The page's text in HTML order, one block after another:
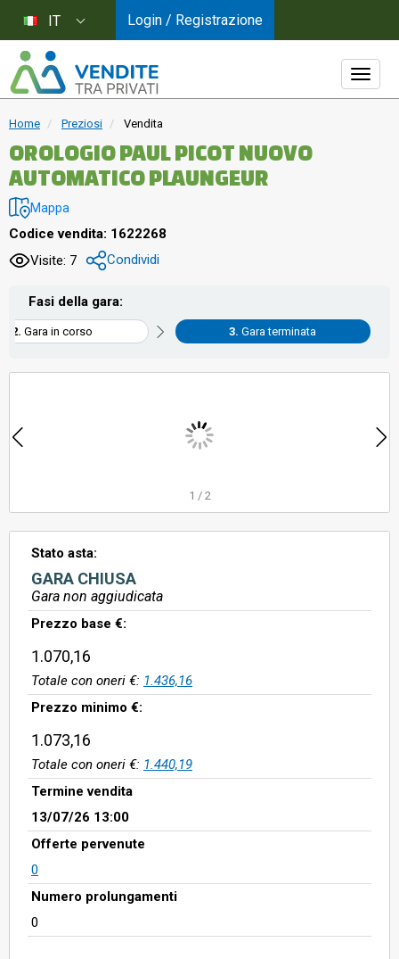
Home Preziosi Vendita
OROLOGIO PAUL PICOT NUOVO
AUTOMATICO PLAUNGEUR
Mappa
Codice vendita: 1622268
Visite: 7
Condividi
Fasi della gara:
Gara in corso Gara terminata
1 / 2
Stato asta:
GARA CHIUSA
Gara non aggiudicata
Prezzo base €:
1.070,16
Totale con oneri €: 1.436,16
Prezzo minimo €:
1.073,16
Totale con oneri €: 1.440,19
Termine vendita
13/07/26 13:00
Offerte pervenute
0
Numero prolungamenti
0
IT Login / Registrazione